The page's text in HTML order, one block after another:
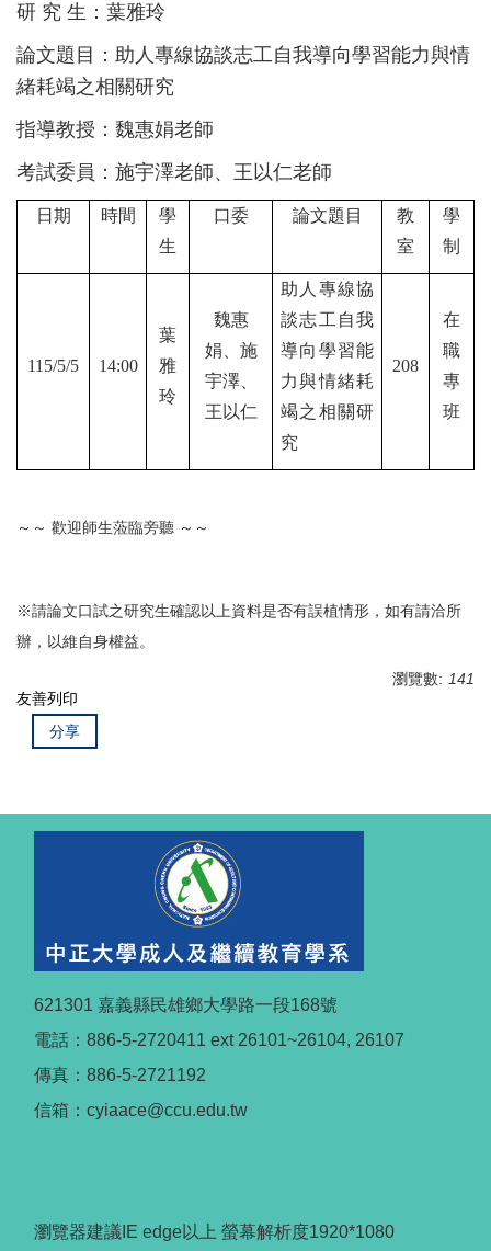
研 究 生：葉雅玲
論文題目：助人專線協談志工自我導向學習能力與情
緒耗竭之相關研究
指導教授：魏惠娟老師
考試委員：施宇澤老師、王以仁老師
日期 時間
學
生
口委 論文題目
教
室
學
制
115/5/5 14:00
葉
雅
玲
魏惠
娟、施
宇澤、
王以仁
助人專線協
談志工自我
導向學習能
力與情緒耗
竭之相關研
究
208
在
職
專
班
～～ 歡迎師生蒞臨旁聽 ～～
※請論文口試之研究生確認以上資料是否有誤植情形，如有請洽所
辦，以維自身權益。
瀏覽數: 141
友善列印
分享
621301 嘉義縣民雄鄉大學路一段168號
電話：886-5-2720411 ext 26101~26104, 26107
傳真：886-5-2721192
信箱：cyiaace@ccu.edu.tw
瀏覽器建議IE edge以上 螢幕解析度1920*1080